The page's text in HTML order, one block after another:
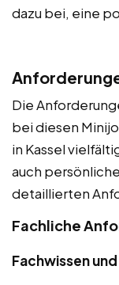
dazu bei, eine
Die
bei diesen
in Kassel
auch
detaillierten
Fachliche
Fachwissen